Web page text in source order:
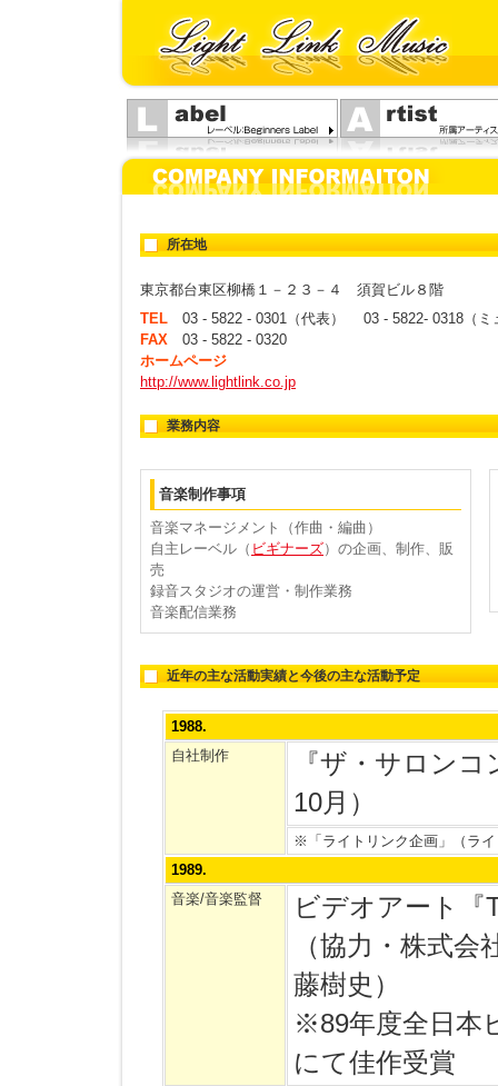
所在地
東京都台東区柳橋１－２３－４ 須賀ビル８階
TEL 03 - 5822 - 0301（代表） 03 - 5822- 0318（ミ
FAX 03 - 5822 - 0320
ホームページ
http://www.lightlink.co.jp
業務内容
音楽制作事項
音楽マネージメント（作曲・編曲）
自主レーベル（ ビギナーズ）の企画、制作、販
売
録音スタジオの運営・制作業務
音楽配信業務
近年の主な活動実績と今後の主な活動予定
1988.
自社制作
『ザ・サロン
10月）
※「ライトリンク企画」（ラ
1989.
音楽/音楽監督
ビデオアート『
（協力・株式
藤樹史）
※89年度全日本
にて佳作受賞